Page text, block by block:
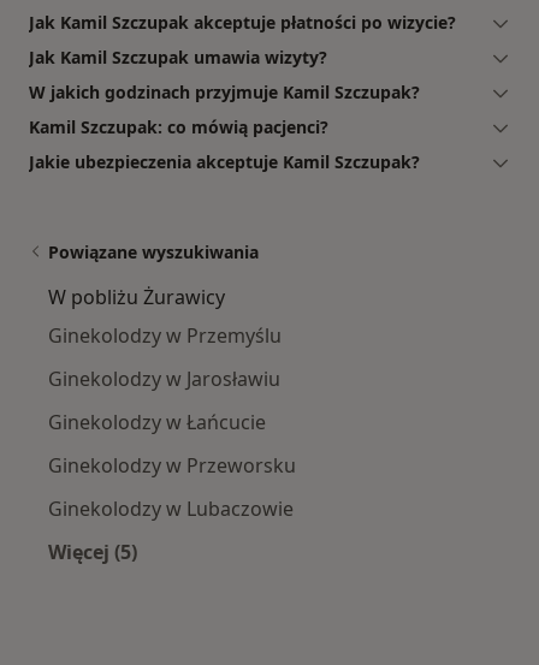
Jak Kamil Szczupak akceptuje płatności po wizycie?
Jak Kamil Szczupak umawia wizyty?
W jakich godzinach przyjmuje Kamil Szczupak?
Kamil Szczupak: co mówią pacjenci?
Jakie ubezpieczenia akceptuje Kamil Szczupak?
Powiązane wyszukiwania
W pobliżu Żurawicy
Ginekolodzy w Przemyślu
Ginekolodzy w Jarosławiu
Ginekolodzy w Łańcucie
Ginekolodzy w Przeworsku
Ginekolodzy w Lubaczowie
Więcej (5)